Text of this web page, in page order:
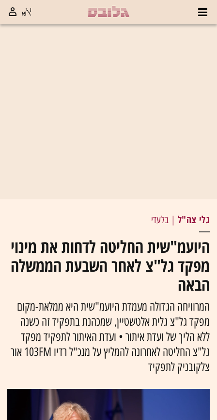
גלי צה"ל | בלעדי
היועמ"שית החליטה לדחות את מינוי
מפקד גל"צ לאחר השבעת הממשלה
הבאה
המרוויחה הגדולה מעמדת היועמ"שית היא ממלאת-מקום
מפקד גל"צ גלית אלטשטיין, שמכהנת בתפקיד זה כשנה
ללא הליך של ועדת איתור • ועדת האיתור לתפקיד מפקד
גל"צ החליטה לאחרונה להמליץ על מנכ"ל רדיו 103FM אור
צלקובניק לתפקיד